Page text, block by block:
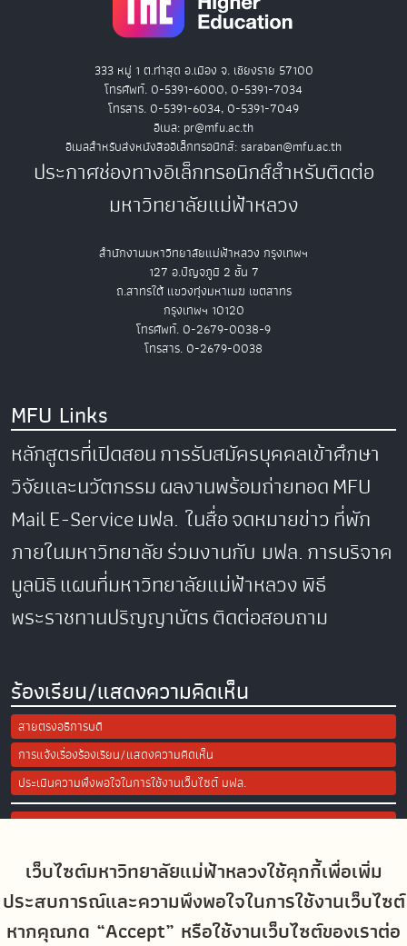
เว็บไซต์มหาวิทยาลัยแม่ฟ้าหลวงใช้คุกกี้เพื่อเพิ่ม
ประสบการณ์และความพึงพอใจในการใช้งานเว็บไซต์
หากคุณกด “Accept” หรือใช้งานเว็บไซต์ของเราต่อ
333 หมู่ 1 ต.ท่าสุด อ.เมือง จ. เชียงราย 57100
โทรศัพท์. 0-5391-6000, 0-5391-7034
โทรสาร. 0-5391-6034, 0-5391-7049
อีเมล: pr@mfu.ac.th
อีเมลสำหรับส่งหนังสืออิเล็กทรอนิกส์: saraban@mfu.ac.th
ประกาศช่องทางอิเล็กทรอนิกส์สำหรับติดต่อ
มหาวิทยาลัยแม่ฟ้าหลวง
สำนักงานมหาวิทยาลัยแม่ฟ้าหลวง กรุงเทพฯ
127 อ.ปัญจภูมิ 2 ชั้น 7
ถ.สาทรใต้ แขวงทุ่งมหาเมฆ เขตสาทร
กรุงเทพฯ 10120
โทรศัพท์. 0-2679-0038-9
โทรสาร. 0-2679-0038
MFU Links
หลักสูตรที่เปิดสอนการรับสมัครบุคคลเข้าศึกษา
วิจัยและนวัตกรรมผลงานพร้อมถ่ายทอดMFU
MailE-Serviceมฟล. ในสื่อจดหมายข่าวที่พัก
ภายในมหาวิทยาลัยร่วมงานกับ มฟล.การบริจาค
มูลนิธิแผนที่มหาวิทยาลัยแม่ฟ้าหลวงพิธี
พระราชทานปริญญาบัตรติดต่อสอบถาม
ร้องเรียน/แสดงความคิดเห็น
สายตรงอธิการบดี
การแจ้งเรื่องร้องเรียน/แสดงความคิดเห็น
ประเมินความพึงพอใจในการใช้งานเว็บไซต์ มฟล.
Site Map
Social Media